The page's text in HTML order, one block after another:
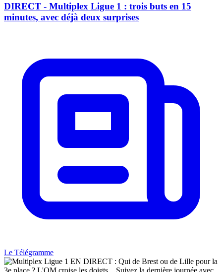
DIRECT - Multiplex Ligue 1 : trois buts en 15
minutes, avec déjà deux surprises
Le Télégramme